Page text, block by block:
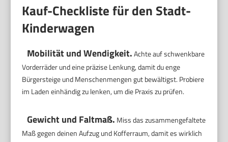
Kauf-Checkliste für den Stadt-
Kinderwagen
Mobilität und Wendigkeit.Achte auf schwenkbare
Vorderräder und eine präzise Lenkung, damit du enge
Bürgersteige und Menschenmengen gut bewältigst. Probiere
im Laden einhändig zu lenken, um die Praxis zu prüfen.
Gewicht und Faltmaß. Miss das zusammengefaltete
Maß gegen deinen Aufzug und Kofferraum, damit es wirklich